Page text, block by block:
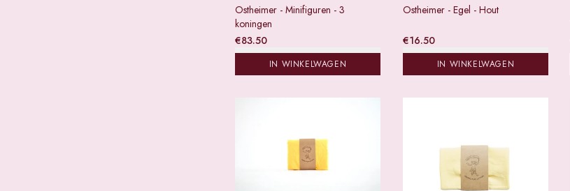
Ostheimer - Minifiguren - 3
koningen
€83.50
IN WINKELWAGEN
Ostheimer - Egel - Hout
€16.50
IN WINKELWAGEN